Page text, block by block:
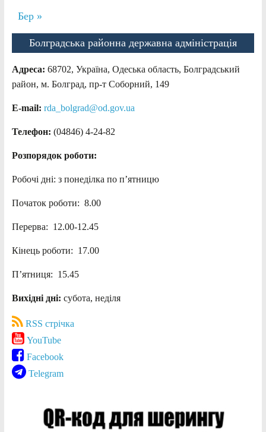
Бер »
Болградська районна державна адміністрація
Адреса: 68702, Україна, Одеська область, Болградський
район, м. Болград, пр-т Соборний, 149
E-mail: rda_bolgrad@od.gov.ua
Телефон: (04846) 4-24-82
Розпорядок роботи:
Робочі дні: з понеділка по п’ятницю
Початок роботи: 8.00
Перерва: 12.00-12.45
Кінець роботи: 17.00
П’ятниця: 15.45
Вихідні дні: субота, неділя
RSS стрічка
YouTube
Facebook
Telegram